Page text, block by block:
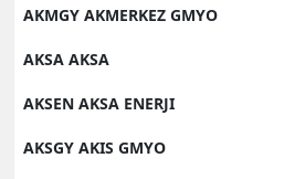
AKMGY AKMERKEZ GMYO
AKSA AKSA
AKSEN AKSA ENERJI
AKSGY AKIS GMYO